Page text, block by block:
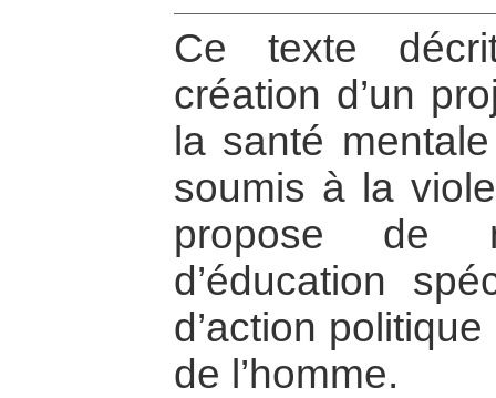
Ce texte
création d’un
la santé
soumis à la
propose de
d’éducation
d’action
de l’homme.